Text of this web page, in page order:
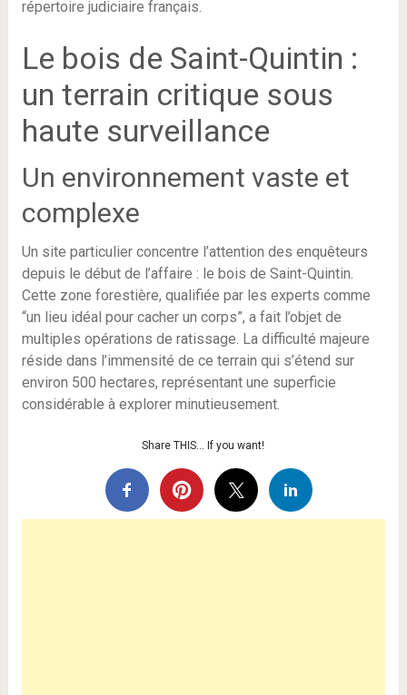
répertoire judiciaire français.
Le bois de Saint-Quintin :
un terrain critique sous
haute surveillance
Un environnement vaste et
complexe
Un site particulier concentre l’attention des enquêteurs
depuis le début de l’affaire : le bois de Saint-Quintin.
Cette zone forestière, qualifiée par les experts comme
“un lieu idéal pour cacher un corps”, a fait l’objet de
multiples opérations de ratissage. La difficulté majeure
réside dans l’immensité de ce terrain qui s’étend sur
environ 500 hectares, représentant une superficie
considérable à explorer minutieusement.
Share THIS… If you want!